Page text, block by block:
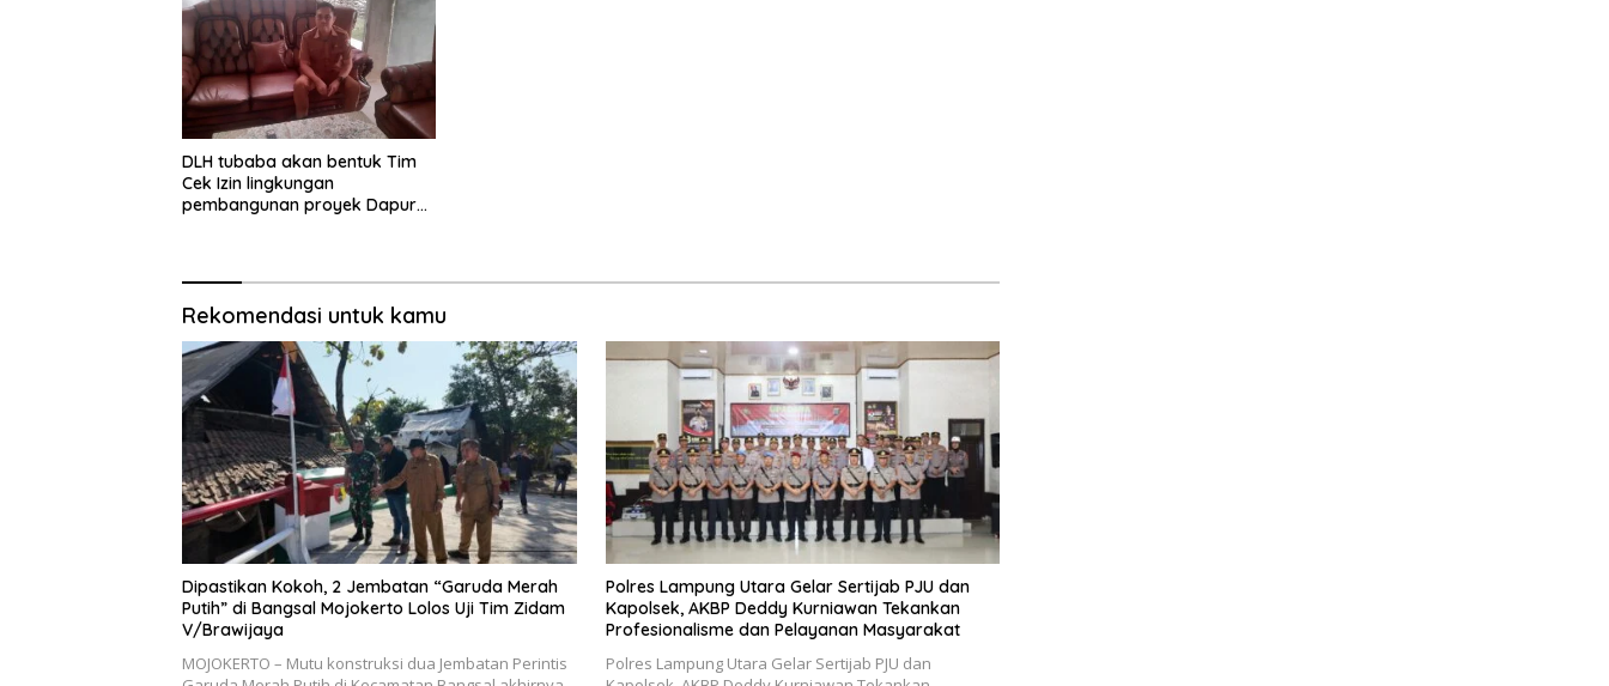
DLH tubaba akan bentuk Tim
Cek Izin lingkungan
pembangunan proyek Dapur
Rekomendasi untuk kamu
Dipastikan Kokoh, 2 Jembatan “Garuda Merah
Putih” di Bangsal Mojokerto Lolos Uji Tim Zidam
V/Brawijaya
MOJOKERTO – Mutu konstruksi dua Jembatan Perintis
Polres Lampung Utara Gelar Sertijab PJU dan
Kapolsek, AKBP Deddy Kurniawan Tekankan
Profesionalisme dan Pelayanan Masyarakat
Polres Lampung Utara Gelar Sertijab PJU dan